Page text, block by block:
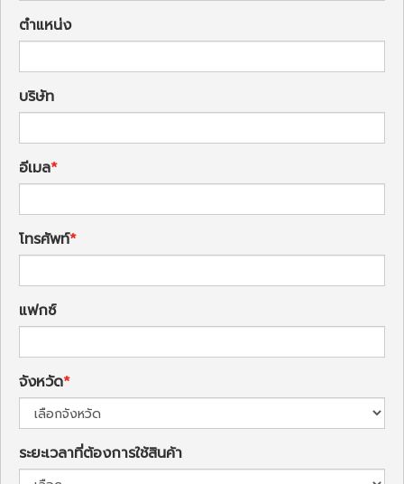
ตำแหน่ง
บริษัท
อีเมล
โทรศัพท์
แฟกซ์
จังหวัด
ระยะเวลาที่ต้องการใช้สินค้า